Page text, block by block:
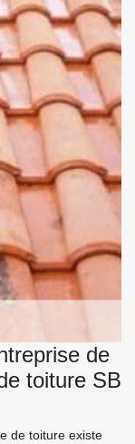
de
toiture SB
de toiture existe